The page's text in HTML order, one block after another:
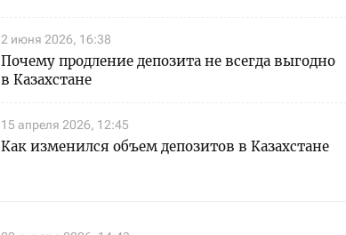
2 июня 2026, 16:38
Почему продление депозита не всегда выгодно
в Казахстане
15 апреля 2026, 12:45
Как изменился объем депозитов в Казахстане